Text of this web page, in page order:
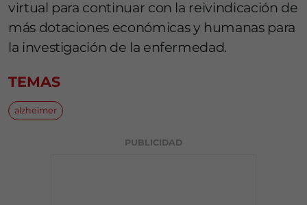
virtual para continuar con la reivindicación de
más dotaciones económicas y humanas para
la investigación de la enfermedad.
TEMAS
alzheimer
PUBLICIDAD